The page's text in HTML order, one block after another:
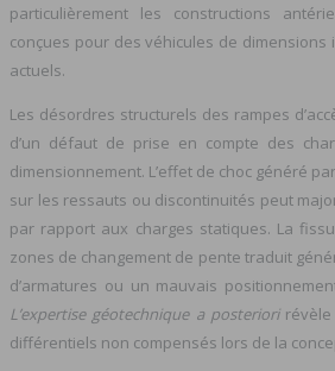
particulièrement les constructions
conçues pour des véhicules de
actuels.
Les désordres structurels des rampes
d’un défaut de prise en compte des
dimensionnement. L’effet de choc généré
sur les ressauts ou discontinuités peut
par rapport aux charges statiques. La
zones de changement de pente traduit
d’armatures ou un mauvais
L’expertise géotechnique a posteriorirévèle
différentiels non compensés lors de la